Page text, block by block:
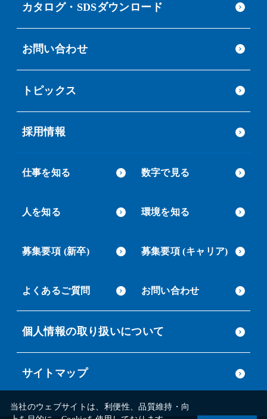
カタログ・SDSダウンロード
お問い合わせ
トピックス
採用情報
仕事を知る 数字で見る
人を知る 環境を知る
募集要項 (新卒) 募集要項 (キャリア)
よくあるご質問 お問い合わせ
個人情報の取り扱いについて
サイトマップ
当社のウェブサイトは、利便性、品質維持・向